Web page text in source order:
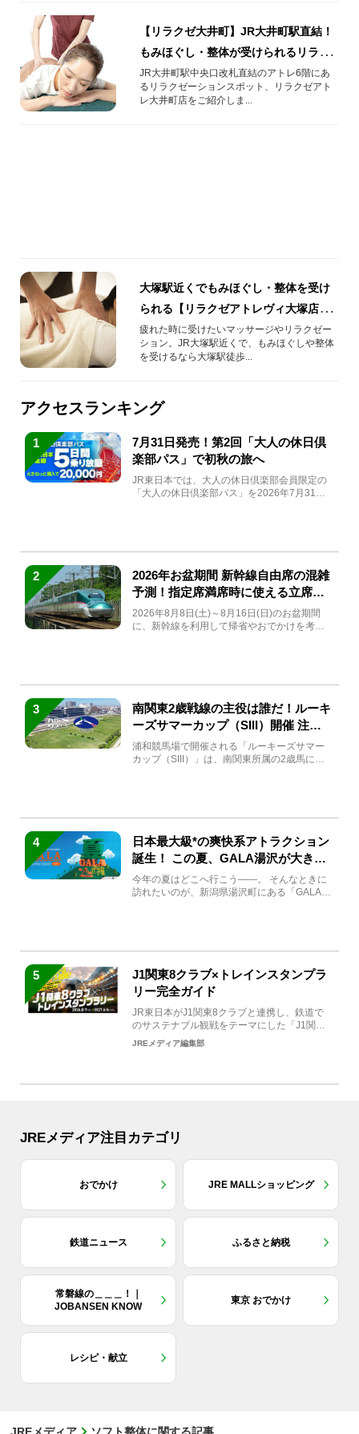
【リラクゼ大井町】JR大井町駅直結！
もみほぐし・整体が受けられるリラク
ゼーションスポット！
JR大井町駅中央口改札直結のアトレ6階にあ
るリラクゼーションスポット、リラクゼアト
レ大井町店をご紹介しま...
大塚駅近くでもみほぐし・整体を受け
られる【リラクゼアトレヴィ大塚店】
店舗情報や人気のおすすめメニューを
ご紹介！
疲れた時に受けたいマッサージやリラクゼー
ション。JR大塚駅近くで、もみほぐしや整体
を受けるなら大塚駅徒歩...
アクセスランキング
1
7月31日発売！第2回「大人の休日倶
楽部パス」で初秋の旅へ
JR東日本では、大人の休日倶楽部会員限定の
「大人の休日倶楽部パス」を2026年7月31日
2
2026年お盆期間 新幹線自由席の混雑
予測！指定席満席時に使える立席特
急券も解説
2026年8月8日(土)～8月16日(日)のお盆期間
に、新幹線を利用して帰省やおでかけを考え
3
南関東2歳戦線の主役は誰だ！ルーキ
ーズサマーカップ（SIII）開催 注目
馬と見どころをチェック
浦和競馬場で開催される「ルーキーズサマー
カップ（SIII）」は、南関東所属の2歳馬によ
4
日本最大級*の爽快系アトラクション
誕生！ この夏、GALA湯沢が大きく
生まれ変わる
今年の夏はどこへ行こう――。 そんなときに
訪れたいのが、新潟県湯沢町にある「GALA湯
5
J1関東8クラブ×トレインスタンプラ
リー完全ガイド
JR東日本がJ1関東8クラブと連携し、鉄道で
のサステナブル観戦をテーマにした「J1関東8
クラブ×トレイン...
JREメディア編集部
JREメディア注目カテゴリ
おでかけ JRE MALLショッピング
鉄道ニュース ふるさと納税
常磐線の＿＿＿！｜
JOBANSEN KNOW
東京 おでかけ
レシピ・献立